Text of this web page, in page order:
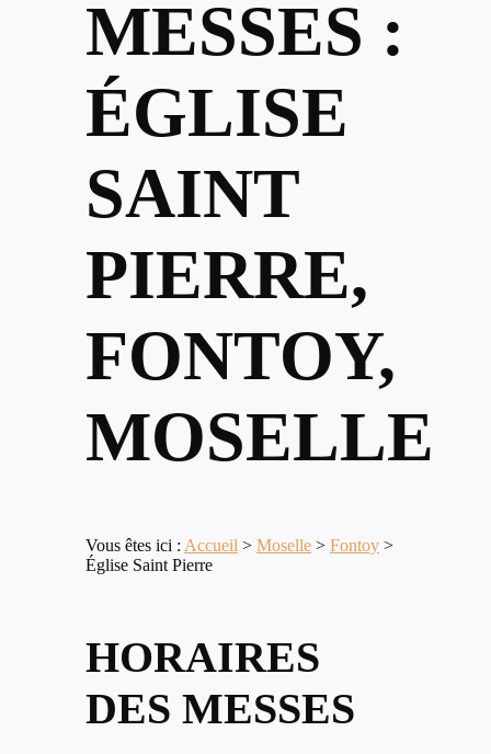
MESSES :
ÉGLISE
SAINT
PIERRE,
FONTOY,
MOSELLE
Vous êtes ici : Accueil > Moselle > Fontoy >
Église Saint Pierre
HORAIRES
DES MESSES